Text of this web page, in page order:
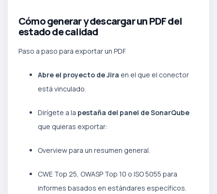
Cómo generar y descargar un PDF del
estado de calidad
Paso a paso para exportar un PDF
Abre el proyecto de Jira en el que el conector
está vinculado.
Dirígete a la pestaña del panel de SonarQube
que quieras exportar:
Overview para un resumen general.
CWE Top 25, OWASP Top 10 o ISO 5055 para
informes basados en estándares específicos.